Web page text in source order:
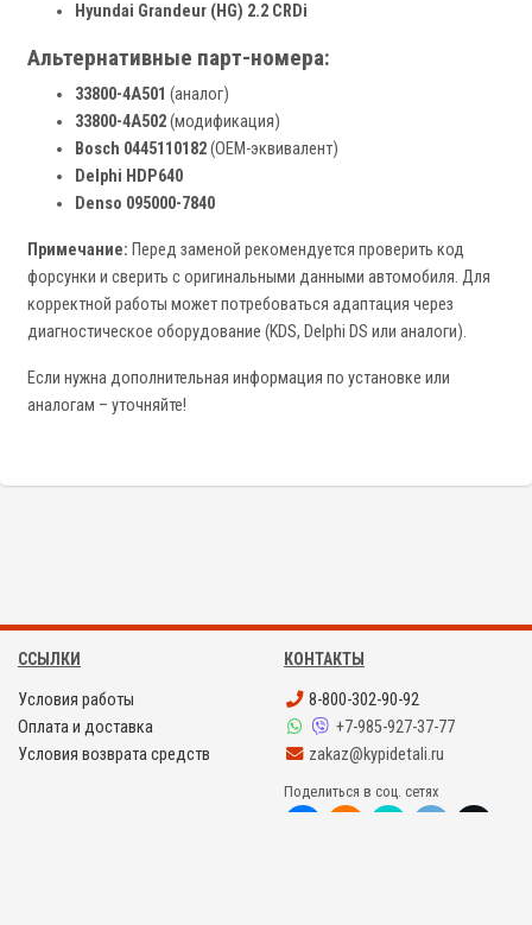
Hyundai Grandeur (HG) 2.2 CRDi
Альтернативные парт-номера:
33800-4A501 (аналог)
33800-4A502(модификация)
Bosch 0445110182(OEM-эквивалент)
Delphi HDP640
Denso 095000-7840
Примечание: Перед заменой рекомендуется проверить код
форсунки и сверить с оригинальными данными автомобиля. Для
корректной работы может потребоваться адаптация через
диагностическое оборудование (KDS, Delphi DS или аналоги).
Если нужна дополнительная информация по установке или
аналогам – уточняйте!
ССЫЛКИ
Условия работы
Оплата и доставка
Условия возврата средств
КОНТАКТЫ
8-800-302-90-92
+7-985-927-37-77
zakaz@kypidetali.ru
Поделиться в соц. сетях